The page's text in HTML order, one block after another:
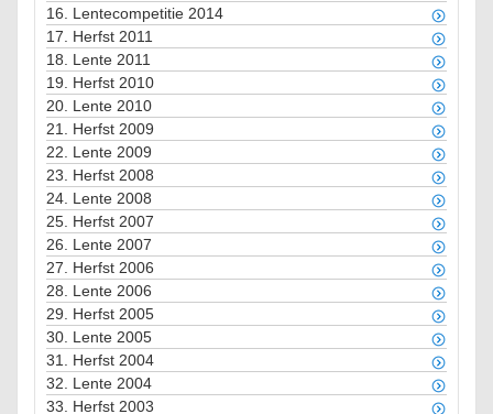
16. Lentecompetitie 2014
17. Herfst 2011
18. Lente 2011
19. Herfst 2010
20. Lente 2010
21. Herfst 2009
22. Lente 2009
23. Herfst 2008
24. Lente 2008
25. Herfst 2007
26. Lente 2007
27. Herfst 2006
28. Lente 2006
29. Herfst 2005
30. Lente 2005
31. Herfst 2004
32. Lente 2004
33. Herfst 2003